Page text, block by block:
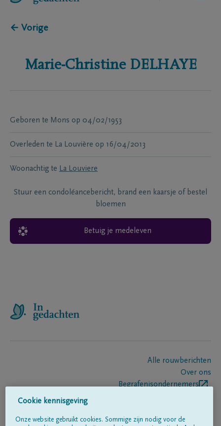
← Vorige
Marie-Christine DELHAYE
Geboren te Mons op 04/02/1953
Overleden te La Louvière op 16/04/2013
Woonachtig te La Louviere
Stuur een condoléancebericht, brand een kaarsje of bestel
bloemen
Betuig je medeleven
Alle rouwberichten
Over ons
Begrafenisondernemers
Cookie kennisgeving
Onze website gebruikt cookies. Sommige zijn nodig voor de